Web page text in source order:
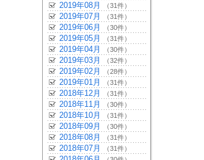
2019年08月 （31件）
2019年07月 （31件）
2019年06月 （30件）
2019年05月 （31件）
2019年04月 （30件）
2019年03月 （32件）
2019年02月 （28件）
2019年01月 （31件）
2018年12月 （31件）
2018年11月 （30件）
2018年10月 （31件）
2018年09月 （30件）
2018年08月 （31件）
2018年07月 （31件）